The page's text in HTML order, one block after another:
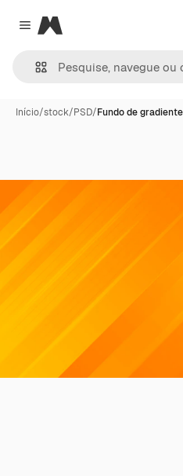
Close menu
Magnific
Início/stock/PSD/Fundo de